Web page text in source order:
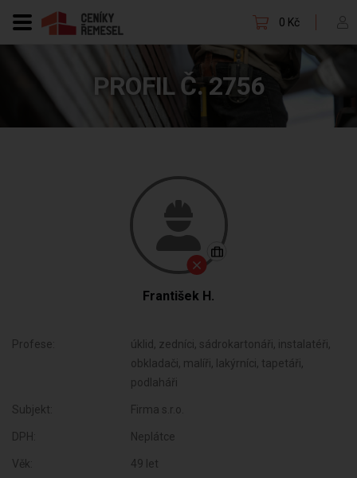
0 Kč
PROFIL Č. 2756
František H.
Profese:
úklid, zedníci, sádrokartonáři, instalatéři,
obkladači, malíři, lakýrníci, tapetáři,
podlaháři
Subjekt: Firma s.r.o.
DPH: Neplátce
Věk: 49 let